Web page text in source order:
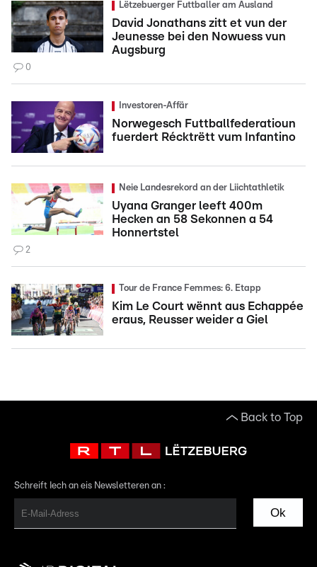
Lëtzebuerger Futtballer am Ausland
David Jonathans zitt et vun der
Jeunesse bei den Nowuess vun
Augsburg
0
Investoren-Affär
Norwegesch Futtballfederatioun
fuerdert Récktrëtt vum Infantino
Neie Landesrekord an der Liichtathletik
Uyana Granger leeft 400m
Hecken an 58 Sekonnen a 54
Honnertstel
2
Tour de France Femmes: 6. Etapp
Kim Le Court wënnt aus Echappée
eraus, Reusser weider a Giel
Back to Top
Schreift Iech an eis Newsletteren an :
Ok